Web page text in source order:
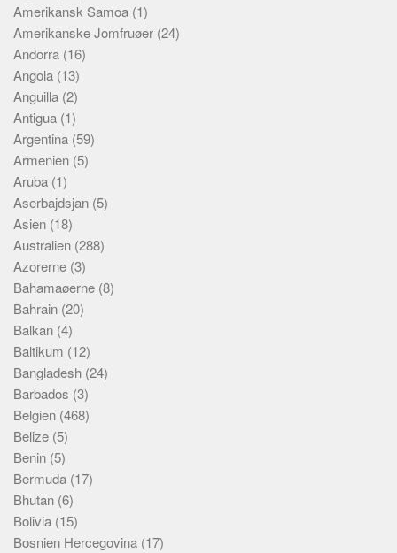
Amerikansk Samoa (1)
Amerikanske Jomfruøer (24)
Andorra (16)
Angola (13)
Anguilla (2)
Antigua (1)
Argentina (59)
Armenien (5)
Aruba (1)
Aserbajdsjan (5)
Asien (18)
Australien (288)
Azorerne (3)
Bahamaøerne (8)
Bahrain (20)
Balkan (4)
Baltikum (12)
Bangladesh (24)
Barbados (3)
Belgien (468)
Belize (5)
Benin (5)
Bermuda (17)
Bhutan (6)
Bolivia (15)
Bosnien Hercegovina (17)